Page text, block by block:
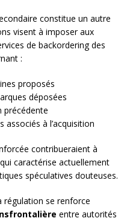
constitue un autre
visent à imposer aux
de backordering des
:
proposés
déposées
précédente
associés à l’acquisition
contribueraient à
caractérise actuellement
spéculatives douteuses.
régulation se renforce
entre autorités